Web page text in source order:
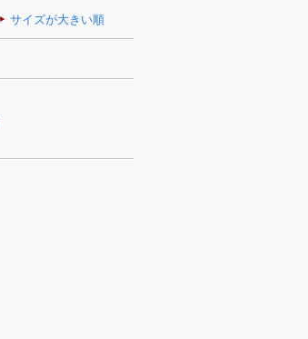
サイズが大きい順